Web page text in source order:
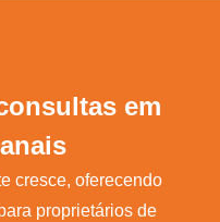
em
cresce, oferecendo
proprietários de